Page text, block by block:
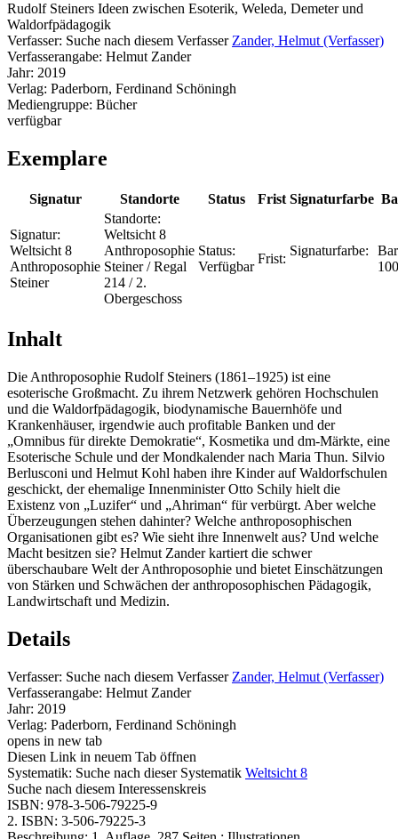
Rudolf Steiners Ideen zwischen Esoterik, Weleda, Demeter und
Waldorfpädagogik
Verfasser: Suche nach diesem Verfasser Zander, Helmut (Verfasser)
Verfasserangabe: Helmut Zander
Jahr: 2019
Verlag: Paderborn, Ferdinand Schöningh
Mediengruppe: Bücher
verfügbar
Exemplare
Signatur Standorte Status Frist Signaturfarbe
Signatur:
Weltsicht 8
Anthroposophie
Steiner
Standorte:
Weltsicht 8
Anthroposophie
Steiner / Regal
214 / 2.
Obergeschoss
Status:
Verfügbar
Frist:
Signaturfarbe:
Inhalt
Die Anthroposophie Rudolf Steiners (1861–1925) ist eine
esoterische Großmacht. Zu ihrem Netzwerk gehören Hochschulen
und die Waldorfpädagogik, biodynamische Bauernhöfe und
Krankenhäuser, irgendwie auch profitable Banken und der
„Omnibus für direkte Demokratie“, Kosmetika und dm-Märkte, eine
Esoterische Schule und der Mondkalender nach Maria Thun. Silvio
Berlusconi und Helmut Kohl haben ihre Kinder auf Waldorfschulen
geschickt, der ehemalige Innenminister Otto Schily hielt die
Existenz von „Luzifer“ und „Ahriman“ für verbürgt. Aber welche
Überzeugungen stehen dahinter? Welche anthroposophischen
Organisationen gibt es? Wie sieht ihre Innenwelt aus? Und welche
Macht besitzen sie? Helmut Zander kartiert die schwer
überschaubare Welt der Anthroposophie und bietet Einschätzungen
von Stärken und Schwächen der anthroposophischen Pädagogik,
Landwirtschaft und Medizin.
Details
Verfasser: Suche nach diesem Verfasser Zander, Helmut (Verfasser)
Verfasserangabe: Helmut Zander
Jahr: 2019
Verlag: Paderborn, Ferdinand Schöningh
opens in new tab
Diesen Link in neuem Tab öffnen
Systematik: Suche nach dieser Systematik Weltsicht 8
Suche nach diesem Interessenskreis
ISBN: 978-3-506-79225-9
2. ISBN: 3-506-79225-3